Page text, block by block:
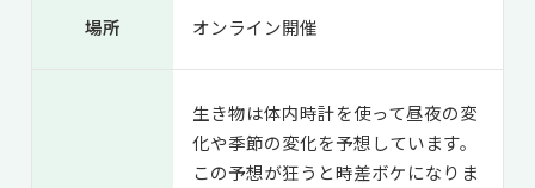
場所 オンライン開催
生き物は体内時計を使って昼夜の変
化や季節の変化を予想しています。
この予想が狂うと時差ボケになりま